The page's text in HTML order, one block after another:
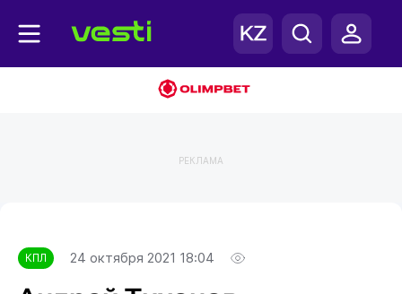
РЕКЛАМА
КПЛ 24 октября 2021 18:04